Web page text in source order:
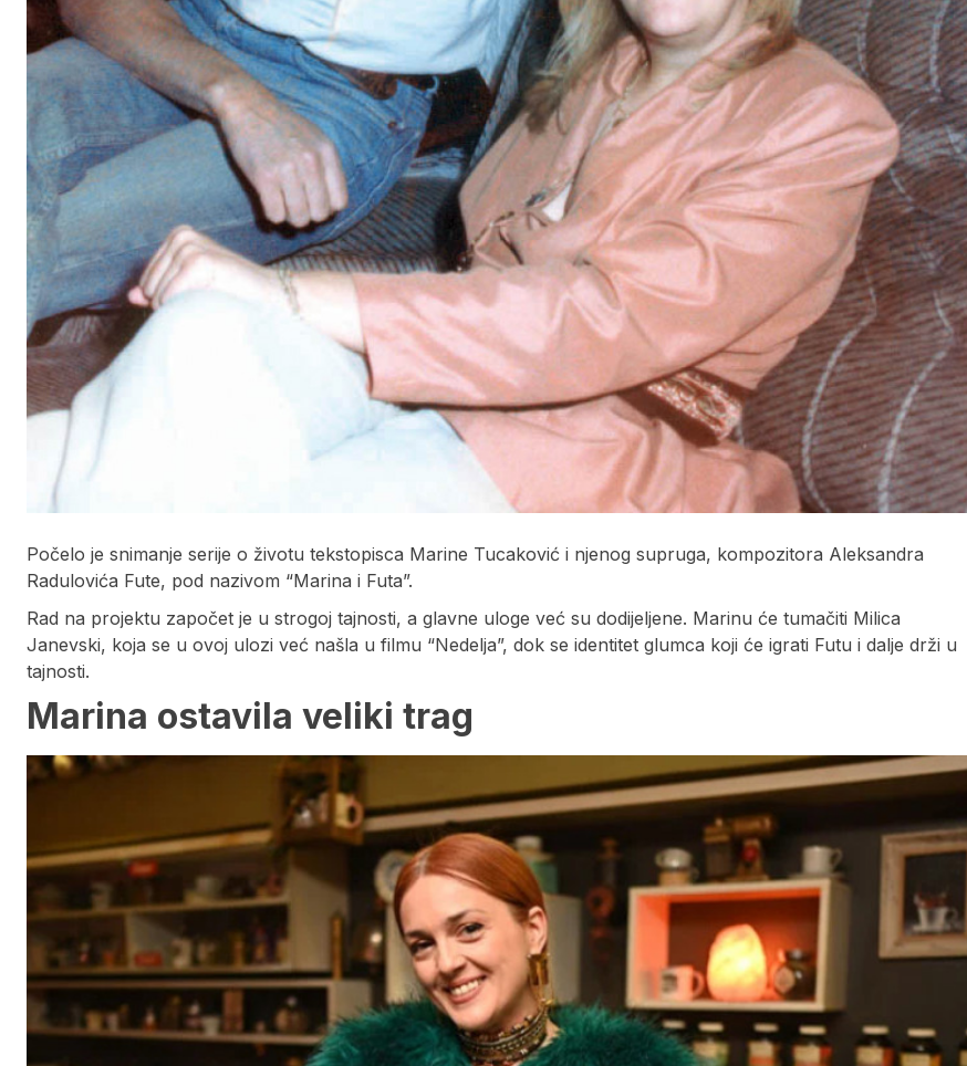
Počelo je snimanje serije o životu tekstopisca Marine Tucaković i njenog supruga, kompozitora Aleksandra
Radulovića Fute, pod nazivom “Marina i Futa”.
Rad na projektu započet je u strogoj tajnosti, a glavne uloge već su dodijeljene. Marinu će tumačiti Milica
Janevski, koja se u ovoj ulozi već našla u filmu “Nedelja”, dok se identitet glumca koji će igrati Futu i dalje drži u
tajnosti.
Marina ostavila veliki trag